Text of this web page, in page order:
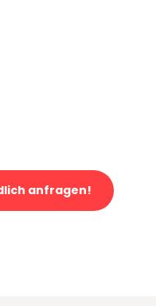
anfragen!